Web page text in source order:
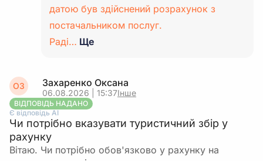
датою був здійснений розрахунок з
постачальником послуг.
Раді… Ще
ОЗ Захаренко Оксана
06.08.2026 | 15:37Інше
ВІДПОВІДЬ НАДАНО
Є відповідь АІ
Чи потрібно вказувати туристичний збір у
рахунку
Вітаю. Чи потрібно обов'язково у рахунку на